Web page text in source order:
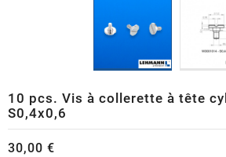
10 pcs. Vis à collerette à tête
S0,4x0,6
30,00 €